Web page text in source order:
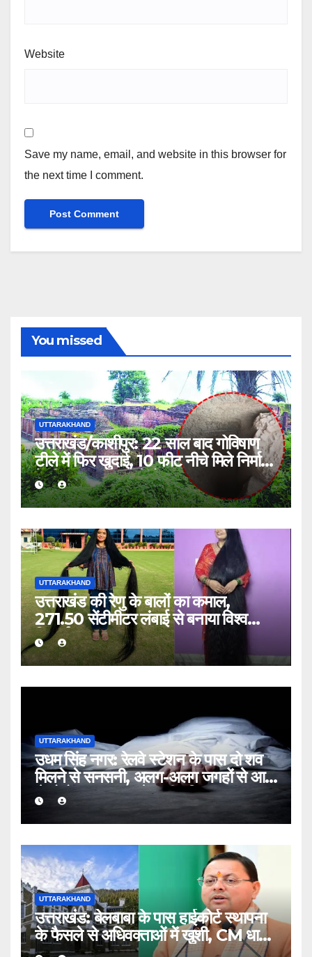
Website
Save my name, email, and website in this browser for
the next time I comment.
You missed
UTTARAKHAND
उत्तराखंड/काशीपुर: 22 साल बाद गोविषाण
टीले में फिर खुदाई, 10 फीट नीचे मिले निर्माण
के निशान; मानसून ने रोका काम
UTTARAKHAND
उत्तराखंड की रेणु के बालों का कमाल,
271.50 सेंटीमीटर लंबाई से बनाया विश्व
रिकॉर्ड
UTTARAKHAND
उधम सिंह नगर: रेलवे स्टेशन के पास दो शव
मिलने से सनसनी, अलग-अलग जगहों से आए
थे दोनों मृतक; जांच में जुटी पुलिस
UTTARAKHAND
उत्तराखंड: बेलबाबा के पास हाईकोर्ट स्थापना
के फैसले से अधिवक्ताओं में खुशी, CM धामी
का जताया आभार